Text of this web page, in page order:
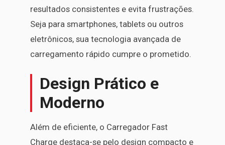
resultados consistentes e evita frustrações.
Seja para smartphones, tablets ou outros
eletrônicos, sua tecnologia avançada de
carregamento rápido cumpre o prometido.
Design Prático e
Moderno
Além de eficiente, o Carregador Fast
Charge destaca-se pelo design compacto e